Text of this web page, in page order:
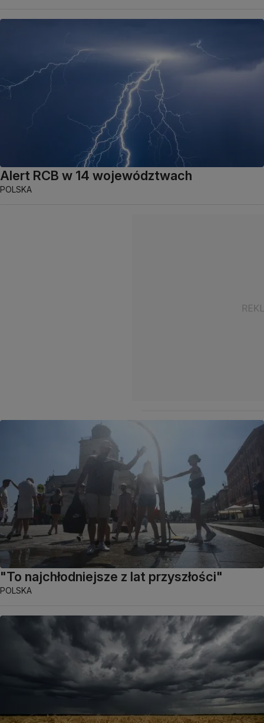
Alert RCB w 14 województwach
POLSKA
"To najchłodniejsze z lat przyszłości"
POLSKA